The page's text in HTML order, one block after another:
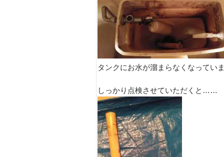
タンクにお水が溜まらなくなってい
しっかり点検させていただくと……